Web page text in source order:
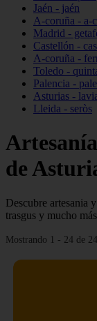
Jaén - jaén
A-coruña - a-
Madrid -
Castellón -
A-coruña -
Toledo -
Palencia -
Asturias -
Lleida - seròs
de
Descubre artesania
trasgus y mucho más
Mostrando 1 - 24 de